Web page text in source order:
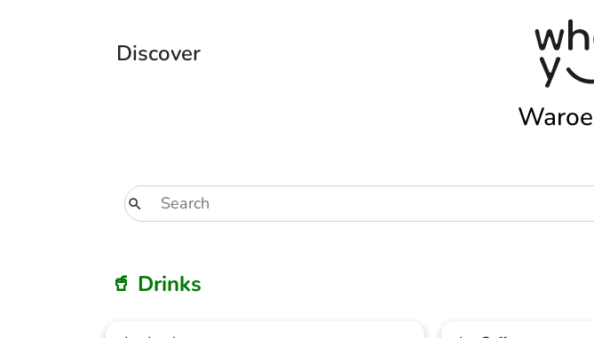
Discover
🥤 Drinks